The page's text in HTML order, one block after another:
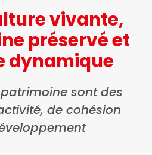
vivante,
préservé et
dynamique
sont des
de cohésion